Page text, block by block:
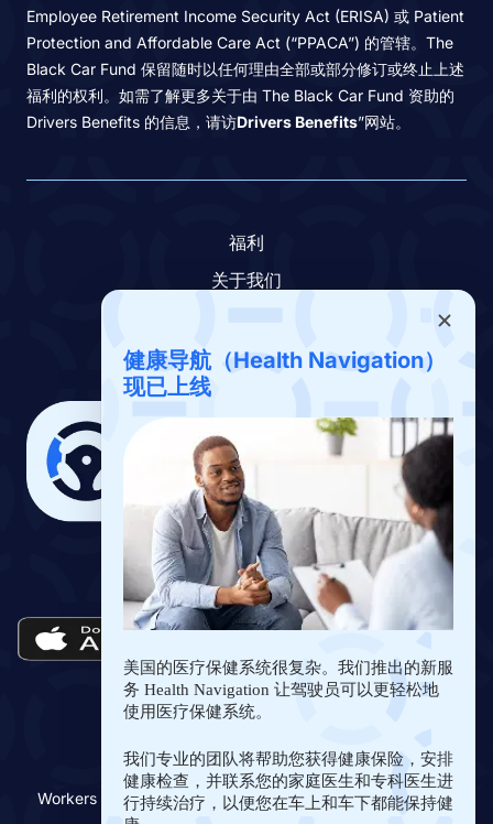
Employee Retirement Income Security Act (ERISA) 或 Patient
Protection and Affordable Care Act (“PPACA”) 的管辖。The
Black Car Fund 保留随时以任何理由全部或部分修订或终止上述
福利的权利。如需了解更多关于由 The Black Car Fund 资助的
Drivers Benefits 的信息，请访Drivers Benefits”网站。
福利
关于我们
下载应用
下载 Drivers Benefits App
Workers Benefit Fund © Copyright 2018-2026| All Rights
Reserved
健康导航（Health Navigation）
现已上线
美国的医疗保健系统很复杂。我们推出的新服
务 Health Navigation 让驾驶员可以更轻松地
使用医疗保健系统。
我们专业的团队将帮助您获得健康保险，安排
健康检查，并联系您的家庭医生和专科医生进
行持续治疗，以便您在车上和车下都能保持健